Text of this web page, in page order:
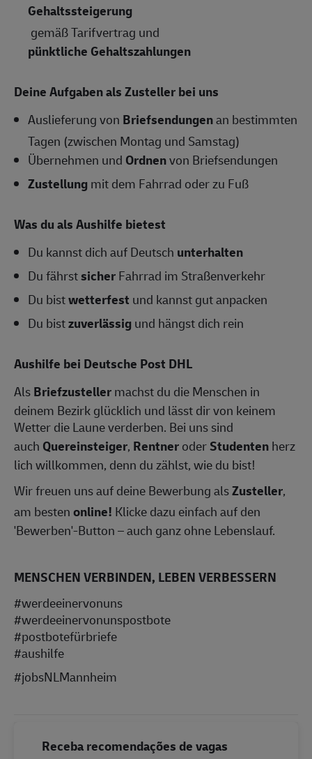
Gehaltssteigerung
gemäß Tarifvertrag und
pünktliche Gehaltszahlungen
Deine Aufgaben als Zusteller bei uns
Auslieferung von Briefsendungenan bestimmten
Tagen (zwischen Montag und Samstag)
Übernehmen und Ordnenvon Briefsendungen
Zustellungmit dem Fahrrad oder zu Fuß
Was du als Aushilfe bietest
Du kannst dich auf Deutsch unterhalten
Du fährstsicherFahrrad im Straßenverkehr
Du bistwetterfest und kannst gut anpacken
Du bistzuverlässigund hängst dich rein
Aushilfe bei Deutsche Post DHL
AlsBriefzustellermachst du die Menschen in
deinem Bezirk glücklich und lässt dir von keinem
Wetter die Laune verderben. Bei uns sind
auch Quereinsteiger, RentneroderStudentenherz
lich willkommen, denn du zählst, wie du bist!
Wir freuen uns auf deine Bewerbung alsZusteller,
am bestenonline! Klicke dazu einfach auf den
'Bewerben'-Button – auch ganz ohne Lebenslauf.
MENSCHEN VERBINDEN, LEBEN VERBESSERN
#werdeeinervonuns
#werdeeinervonunspostbote
#postbotefürbriefe
#aushilfe
#jobsNLMannheim
Receba recomendações de vagas